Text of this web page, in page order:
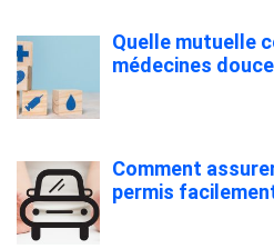
Quelle mutuelle
médecines
Comment
permis